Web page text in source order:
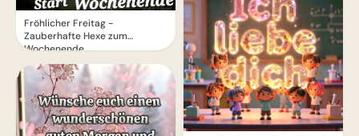
Fröhlicher Freitag -
Zauberhafte Hexe zum
Wochenende